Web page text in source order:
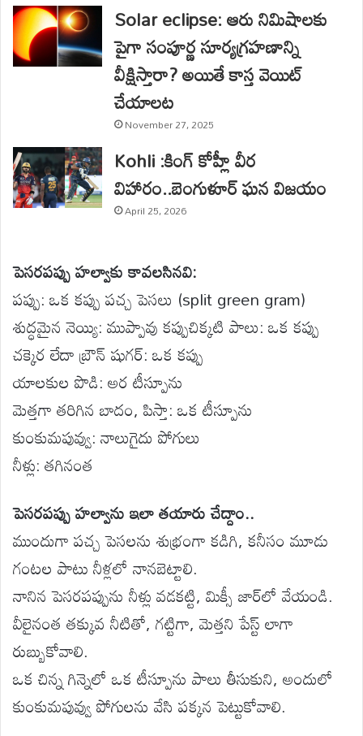
Solar eclipse: ఆరు నిమిషాలకు
పైగా సంపూర్ణ సూర్యగ్రహణాన్ని
వీక్షిస్తారా? అయితే కాస్త వెయిట్
చేయాలట
November 27, 2025
Kohli :కింగ్ కోహ్లీ వీర
విహారం..బెంగుళూర్ ఘన విజయం
April 25, 2026
పెసరపప్పు హల్వాకు కావలసినవి:
పప్పు: ఒక కప్పు పచ్చ పెసలు (split green gram)
శుద్ధమైన నెయ్యి: ముప్పావు కప్పుచిక్కటి పాలు: ఒక కప్పు
చక్కెర లేదా బ్రౌన్ షుగర్: ఒక కప్పు
యాలకుల పొడి: అర టీస్పూను
మెత్తగా తరిగిన బాదం, పిస్తా: ఒక టీస్పూను
కుంకుమపువ్వు: నాలుగైదు పోగులు
నీళ్లు: తగినంత
పెసరపప్పు హల్వాను ఇలా తయారు చేద్దాం..
ముందుగా పచ్చ పెసలను శుభ్రంగా కడిగి, కనీసం మూడు
గంటల పాటు నీళ్లలో నానబెట్టాలి.
నానిన పెసరపప్పును నీళ్లు వడకట్టి, మిక్సీ జార్‌లో వేయండి.
వీలైనంత తక్కువ నీటితో, గట్టిగా, మెత్తని పేస్ట్ లాగా
రుబ్బుకోవాలి.
ఒక చిన్న గిన్నెలో ఒక టీస్పూను పాలు తీసుకుని, అందులో
కుంకుమపువ్వు పోగులను వేసి పక్కన పెట్టుకోవాలి.